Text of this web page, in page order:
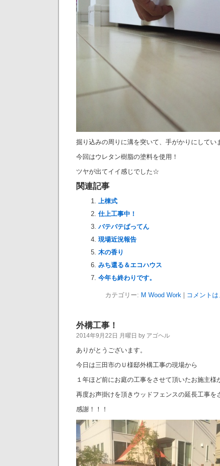
掘り込みの周りに溝を突いて、手がかりにしてい
今回はウレタン樹脂の塗料を使用！
ツヤが出てイイ感じでした☆
関連記事
上棟式
仕上工事中！
バテバテばってん
現場近況報告
木の香り
みち還る＆エコハウス
今年も終わりです。
カテゴリー: M Wood Work| コメント
外構工事！
2014年9月22日 月曜日 by アゴヘル
ありがとうございます。
今日は三田市のＵ様邸外構工事の現場から
１年ほど前にお庭の工事をさせて頂いたお施主様
再度お声掛けを頂きウッドフェンスの延長工事を
感謝！！！